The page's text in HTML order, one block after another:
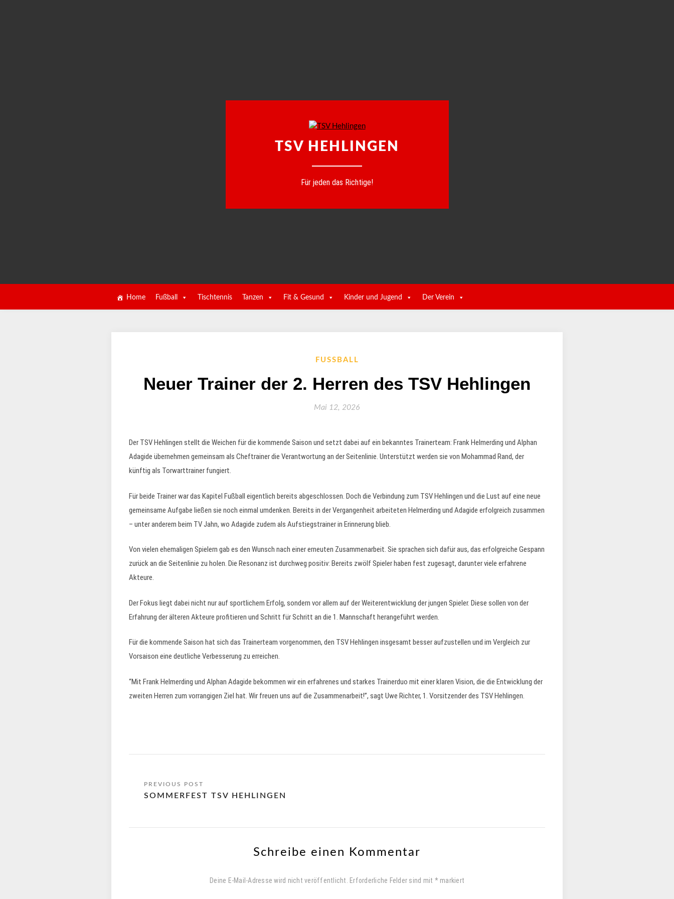
TSV HEHLINGEN
Für jeden das Richtige!
Home Fußball Tischtennis Tanzen Fit & Gesund Kinder und Jugend Der Verein
FUSSBALL
Neuer Trainer der 2. Herren des TSV Hehlingen
Mai 12, 2026
Der TSV Hehlingen stellt die Weichen für die kommende Saison und setzt dabei auf ein bekanntes Trainerteam: Frank Helmerding und Alphan
Adagide übernehmen gemeinsam als Cheftrainer die Verantwortung an der Seitenlinie. Unterstützt werden sie von Mohammad Rand, der
künftig als Torwarttrainer fungiert.
Für beide Trainer war das Kapitel Fußball eigentlich bereits abgeschlossen. Doch die Verbindung zum TSV Hehlingen und die Lust auf eine neue
gemeinsame Aufgabe ließen sie noch einmal umdenken. Bereits in der Vergangenheit arbeiteten Helmerding und Adagide erfolgreich zusammen
– unter anderem beim TV Jahn, wo Adagide zudem als Aufstiegstrainer in Erinnerung blieb.
Von vielen ehemaligen Spielern gab es den Wunsch nach einer erneuten Zusammenarbeit. Sie sprachen sich dafür aus, das erfolgreiche Gespann
zurück an die Seitenlinie zu holen. Die Resonanz ist durchweg positiv: Bereits zwölf Spieler haben fest zugesagt, darunter viele erfahrene
Akteure.
Der Fokus liegt dabei nicht nur auf sportlichem Erfolg, sondern vor allem auf der Weiterentwicklung der jungen Spieler. Diese sollen von der
Erfahrung der älteren Akteure profitieren und Schritt für Schritt an die 1. Mannschaft herangeführt werden.
Für die kommende Saison hat sich das Trainerteam vorgenommen, den TSV Hehlingen insgesamt besser aufzustellen und im Vergleich zur
Vorsaison eine deutliche Verbesserung zu erreichen.
“Mit Frank Helmerding und Alphan Adagide bekommen wir ein erfahrenes und starkes Trainerduo mit einer klaren Vision, die die Entwicklung der
zweiten Herren zum vorrangigen Ziel hat. Wir freuen uns auf die Zusammenarbeit!”, sagt Uwe Richter, 1. Vorsitzender des TSV Hehlingen.
SOMMERFEST TSV HEHLINGEN
Schreibe einen Kommentar
Deine E-Mail-Adresse wird nicht veröffentlicht. Erforderliche Felder sind mit * markiert